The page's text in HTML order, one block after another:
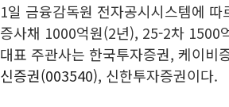
1일 금융감독원 전자공시시스템에
증사채 1000억원(2년), 25-2차 1500
대표 주관사는 한국투자증권, 케이비
신증권(003540), 신한투자증권이다.